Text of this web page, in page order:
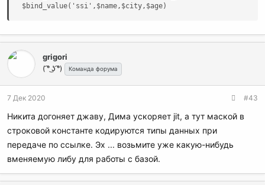
$bind_value('ssi',$name,$city,$age)
grigori
( ͡° ͜ʖ ͡°) Команда форума
7 Дек 2020 #43
Никита догоняет джаву, Дима ускоряет jit, а тут маской в
строковой константе кодируются типы данных при
передаче по ссылке. Эх ... возьмите уже какую-нибудь
вменяемую либу для работы с базой.